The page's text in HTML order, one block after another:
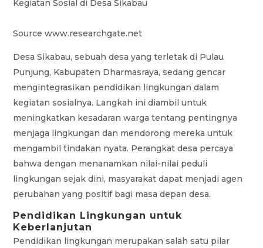
Source www.researchgate.net
Desa Sikabau, sebuah desa yang terletak di Pulau
Punjung, Kabupaten Dharmasraya, sedang gencar
mengintegrasikan pendidikan lingkungan dalam
kegiatan sosialnya. Langkah ini diambil untuk
meningkatkan kesadaran warga tentang pentingnya
menjaga lingkungan dan mendorong mereka untuk
mengambil tindakan nyata. Perangkat desa percaya
bahwa dengan menanamkan nilai-nilai peduli
lingkungan sejak dini, masyarakat dapat menjadi agen
perubahan yang positif bagi masa depan desa.
Pendidikan Lingkungan untuk
Keberlanjutan
Pendidikan lingkungan merupakan salah satu pilar